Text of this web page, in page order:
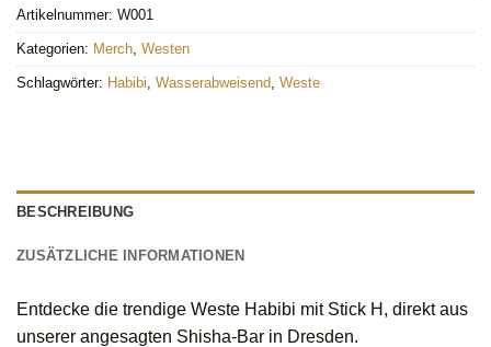
Artikelnummer: W001
Kategorien: Merch, Westen
Schlagwörter: Habibi, Wasserabweisend, Weste
BESCHREIBUNG
ZUSÄTZLICHE INFORMATIONEN
Entdecke die trendige Weste Habibi mit Stick H, direkt aus
unserer angesagten Shisha-Bar in Dresden.